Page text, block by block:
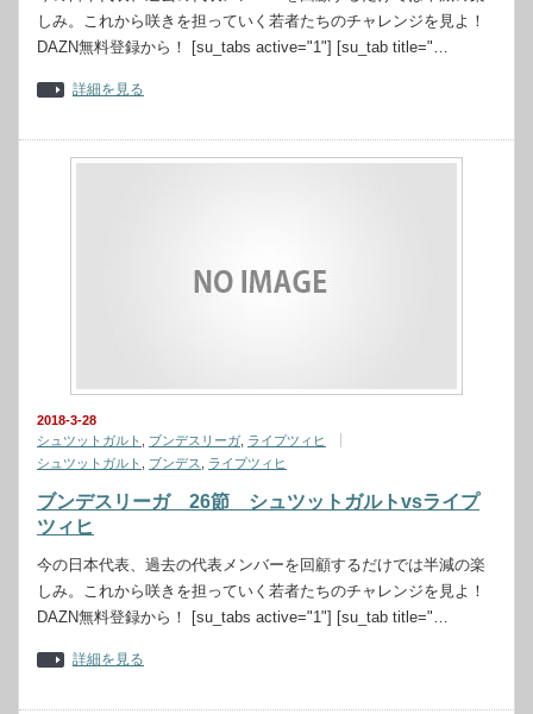
しみ。これから咲きを担っていく若者たちのチャレンジを見よ！
DAZN無料登録から！ [su_tabs active="1"] [su_tab title="…
詳細を見る
2018-3-28
シュツットガルト
ブンデスリーガ ライプツィヒ
シュツットガルト
ブンデス ライプツィヒ
ブンデスリーガ 26節 シュツットガルトvsライプ
ツィヒ
今の日本代表、過去の代表メンバーを回顧するだけでは半減の楽
しみ。これから咲きを担っていく若者たちのチャレンジを見よ！
DAZN無料登録から！ [su_tabs active="1"] [su_tab title="…
詳細を見る